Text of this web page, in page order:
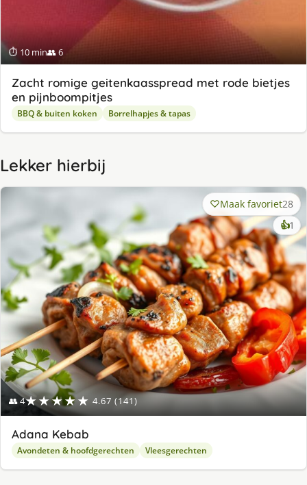
⏱ 10 min👥 6
Zacht romige geitenkaasspread met rode bietjes
en pijnboompitjes
BBQ & buiten koken Borrelhapjes & tapas
Lekker hierbij
👥 4★★★★★ 4.67 (141)
Maak favoriet28
👍1
Adana Kebab
Avondeten & hoofdgerechten Vleesgerechten